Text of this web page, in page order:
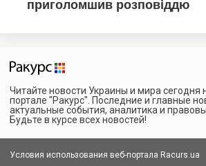
Читайте новости Украины и мира сегодня
портале "Ракурс". Последние и главные
актуальные события, аналитика и
Будьте в курсе всех новостей!
Условия использования веб-портала Racurs.ua